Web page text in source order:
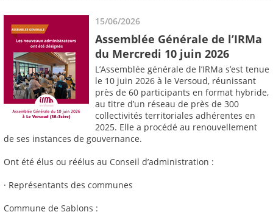
15/06/2026
Assemblée Générale de l’IRMa
du Mercredi 10 juin 2026
L’Assemblée générale de l’IRMa s’est tenue
le 10 juin 2026 à le Versoud, réunissant
près de 60 participants en format hybride,
au titre d’un réseau de près de 300
collectivités territoriales adhérentes en
2025. Elle a procédé au renouvellement
de ses instances de gouvernance.
Ont été élus ou réélus au Conseil d’administration :
· Représentants des communes
Commune de Sablons :